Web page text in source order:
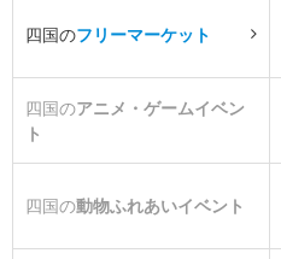
四国のフリーマーケット
四国のアニメ・ゲームイベン
ト
四国の動物ふれあいイベント